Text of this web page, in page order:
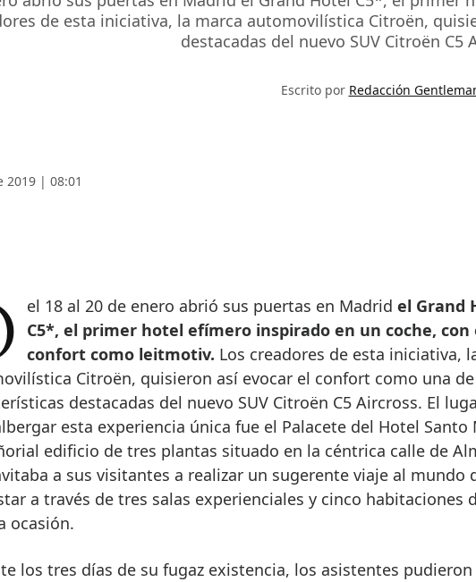
de esta iniciativa, la marca automovilística Citroën,
destacadas del nuevo SUV Citroën C5
Escrito por Redacción
2019 | 08:01
Del 18 al 20 de enero abrió sus puertas en Madrid el Grand
C5*, el primer hotel efímero inspirado en un coche, con
confort como leitmotiv. Los creadores de esta iniciativa,
Citroën, quisieron así evocar el confort como una
destacadas del nuevo SUV Citroën C5 Aircross. El
esta experiencia única fue el Palacete del Hotel Santo
edificio de tres plantas situado en la céntrica calle de
a sus visitantes a realizar un sugerente viaje al mundo
a través de tres salas experienciales y cinco habitaciones
ocasión.
los tres días de su fugaz existencia, los asistentes